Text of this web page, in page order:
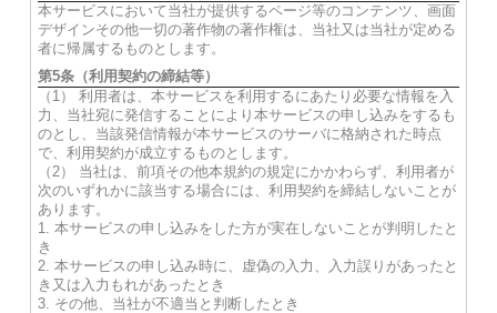
本サービスにおいて当社が提供するページ等のコンテンツ、画面
デザインその他一切の著作物の著作権は、当社又は当社が定める
者に帰属するものとします。
第5条（利用契約の締結等）
（1） 利用者は、本サービスを利用するにあたり必要な情報を入
力、当社宛に発信することにより本サービスの申し込みをするも
のとし、当該発信情報が本サービスのサーバに格納された時点
で、利用契約が成立するものとします。
（2） 当社は、前項その他本規約の規定にかかわらず、利用者が
次のいずれかに該当する場合には、利用契約を締結しないことが
あります。
1. 本サービスの申し込みをした方が実在しないことが判明したと
き
2. 本サービスの申し込み時に、虚偽の入力、入力誤りがあったと
き又は入力もれがあったとき
3. その他、当社が不適当と判断したとき